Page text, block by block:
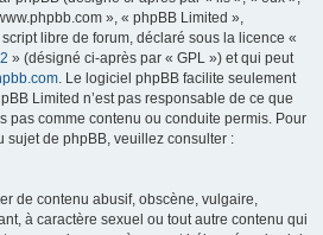
», « phpBB Limited »,
libre de forum, déclaré sous la licence «
» (désigné ci-après par « GPL ») et qui peut
. Le logiciel phpBB facilite seulement
Limited n’est pas responsable de ce que
pas comme contenu ou conduite permis. Pour
sujet de phpBB, veuillez consulter :
de contenu abusif, obscène, vulgaire,
à caractère sexuel ou tout autre contenu qui